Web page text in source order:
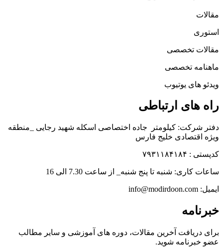
مقالات
استوری
مقالات تخصصی
ماهنامه تخصصی
ویدئو های یوتیوب
راه های ارتباطی
دفتر شرکت: کیلومتر جاده اختصاصی اسکله شهید رجایی _منطقه
ویژه اقتصادی خلیج فارس
کدپستی : ۷۹۳۱۱۸۴۱۸۴
ساعات کاری: شنبه تا پنج شنبه_ از ساعت 7.30 الی 16
ایمیل: info@modirdoon.com
خبرنامه
برای دریافت آخرین مقالات، دوره های آموزشی و سایر مطالب
عضو خبرنامه شوید.